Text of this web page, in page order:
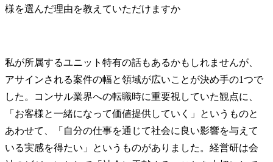
私が所属するユニット特有の話もあるかもしれませんが、
アサインされる案件の幅と領域が広いことが決め手の1つで
した。コンサル業界への転職時に重要視していた観点に、
「お客様と一緒になって価値提供していく」というものと
あわせて、「自分の仕事を通じて社会に良い影響を与えて
いる実感を得たい」というものがありました。経営研は会